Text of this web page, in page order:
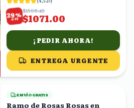
29%
OFF
$1508.45
$1071.00
¡PEDIR AHORA!
ENTREGA URGENTE
ENVÍO GRATIS
Ramo de Rosas Rosas en